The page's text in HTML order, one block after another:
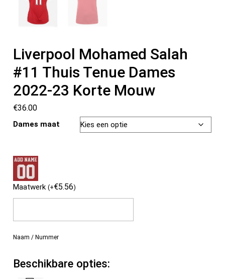
Liverpool Mohamed Salah
#11 Thuis Tenue Dames
2022-23 Korte Mouw
€36.00
Dames maat
Maatwerk(+€5.56)
Naam / Nummer
Beschikbare opties: